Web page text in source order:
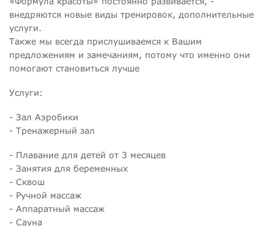
внедряются новые виды тренировок, дополнительные
услуги.
Также мы всегда прислушиваемся к Вашим
предложениям и замечаниям, потому что именно они
помогают становиться лучше
Услуги:
- Зал Аэробики
- Тренажерный зал
- Плавание для детей от 3 месяцев
- Занятия для беременных
- Сквош
- Ручной массаж
- Аппаратный массаж
- Сауна